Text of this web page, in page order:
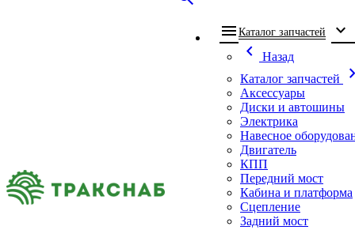
menu Каталог запчастей expand_more
chevron_left
Назад
Каталог запчастей
chevron_right
Аксессуары
Диски и автошины
Электрика
Навесное
Двигатель
КПП
Передний мост
Кабина и платформа
Сцепление
Задний мост